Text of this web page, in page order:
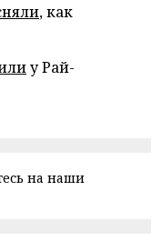
, как
у Рай-
на наши